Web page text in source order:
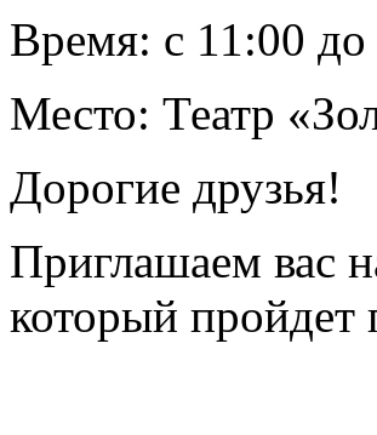
Время: с 11:00 до
Место: Театр
Дорогие друзья!
Приглашаем вас
который